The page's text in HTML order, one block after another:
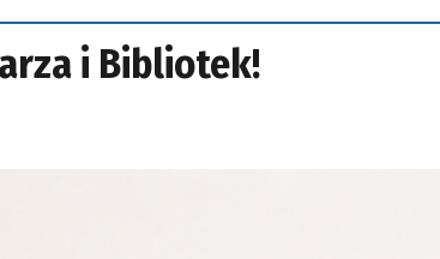
i Bibliotek!